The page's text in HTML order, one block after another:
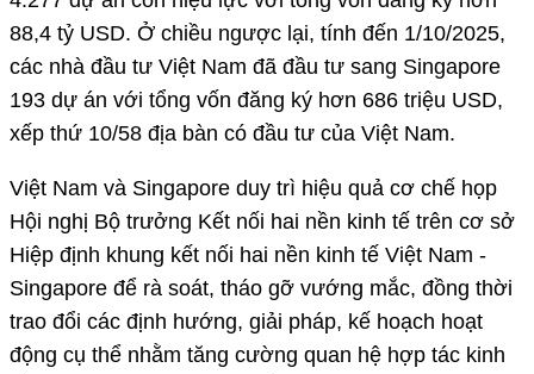
88,4 tỷ USD. Ở chiều ngược lại, tính đến 1/10/2025,
các nhà đầu tư Việt Nam đã đầu tư sang Singapore
193 dự án với tổng vốn đăng ký hơn 686 triệu USD,
xếp thứ 10/58 địa bàn có đầu tư của Việt Nam.
Việt Nam và Singapore duy trì hiệu quả cơ chế họp
Hội nghị Bộ trưởng Kết nối hai nền kinh tế trên cơ sở
Hiệp định khung kết nối hai nền kinh tế Việt Nam -
Singapore để rà soát, tháo gỡ vướng mắc, đồng thời
trao đổi các định hướng, giải pháp, kế hoạch hoạt
động cụ thể nhằm tăng cường quan hệ hợp tác kinh